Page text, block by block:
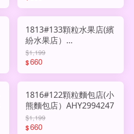
1813#133顆粒水果店(繽
紛水果店）
AHY2994249
$1,199
$660
1816#122顆粒麵包店(小
熊麵包店）AHY2994247
$1,199
$660